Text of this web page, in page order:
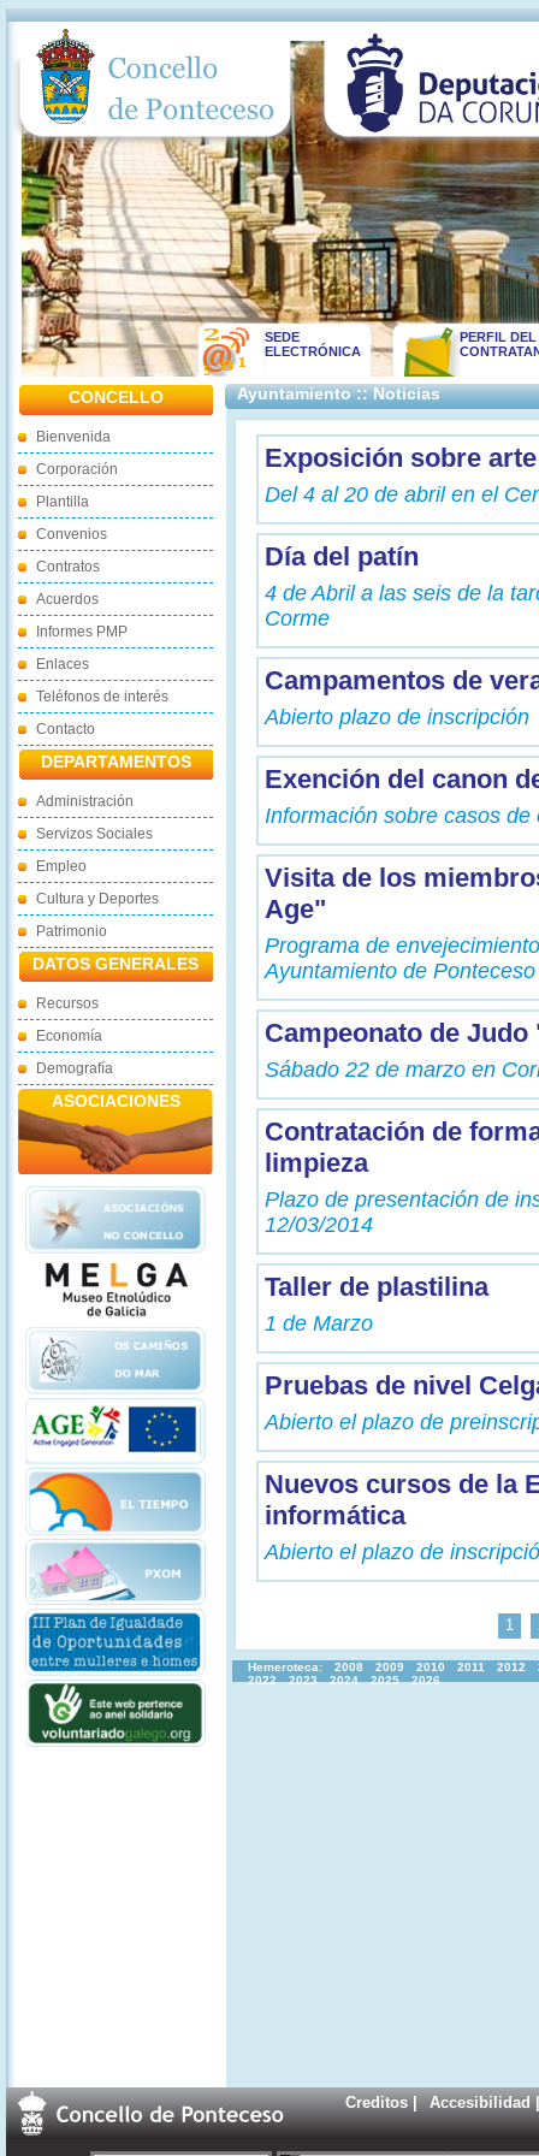
SEDE
ELECTRÓNICA
PERFIL DEL
CONCELLO
Bienvenida
Corporación
Plantilla
Convenios
Contratos
Acuerdos
Informes PMP
Enlaces
Teléfonos de interés
Contacto
DEPARTAMENTOS
Administración
Servizos Sociales
Empleo
Cultura y Deportes
Patrimonio
DATOS GENERALES
Recursos
Economía
Demografía
ASOCIACIONES
Ayuntamiento :: Noticias
Exposición sobre
Del 4 al 20 de abril en el
Día del patín
4 de Abril a las seis de la
Corme
Campamentos de
Abierto plazo de inscripción
Exención del canon
Información sobre casos de
Visita de los
Age"
Programa de
Ayuntamiento de Ponteceso
Campeonato de Judo
Sábado 22 de marzo en
Contratación de
limpieza
Plazo de presentación de
12/03/2014
Taller de plastilina
1 de Marzo
Pruebas de nivel
Abierto el plazo de
Nuevos cursos de la
informática
Abierto el plazo de
1
Hemeroteca: 2008 2009 2010 2011 2012
2022
2023 2024 2025 2026
Creditos| Accesibilidad|